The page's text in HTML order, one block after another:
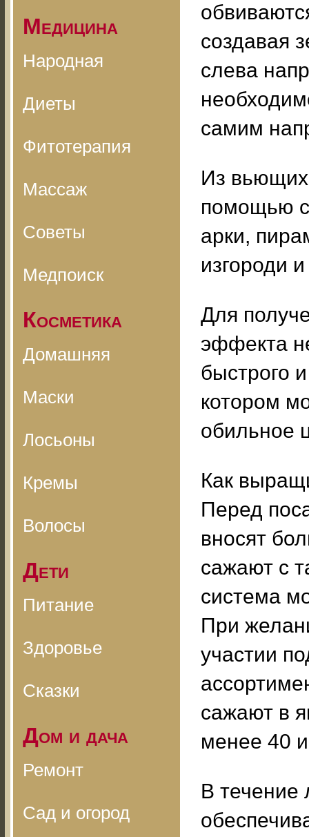
Медицина
Народная
Диеты
Фитотерапия
Массаж
Советы
Медпоиск
Косметика
Домашняя
Маски
Лосьоны
Кремы
Волосы
Дети
Питание
Здоровье
Сказки
Дом и дача
Ремонт
Сад и огород
создавая
слева
самим
Из
помощью
арки,
изгороди и
Для
эффекта
быстрого
котором
обильное
Как
Перед
вносят
сажают с
система
При
участии
сажают в
менее 40
В течение